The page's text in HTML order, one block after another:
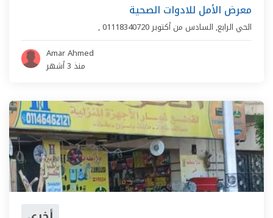
معرض الأمل للادوات الصحية
, الحي الرابع, السادس من أكتوبر01118340720
Amar Ahmed
منذ 3 أشهر